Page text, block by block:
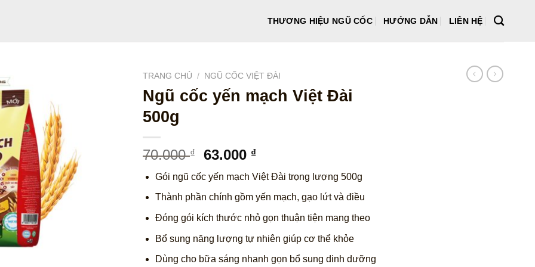
THƯƠNG HIỆU NGŨ CỐC HƯỚNG DẪN LIÊN HỆ
TRANG CHỦ / NGŨ CỐC VIỆT ĐÀI
Ngũ cốc yến mạch Việt Đài
500g
70.000₫
Giá
gốc
là:
70.000 ₫.
63.000 ₫Giá
hiện
tại
là:
63.000 ₫.
Gói ngũ cốc yến mạch Việt Đài trọng lượng 500g
Thành phần chính gồm yến mạch, gạo lứt và điều
Đóng gói kích thước nhỏ gọn thuận tiện mang theo
Bổ sung năng lượng tự nhiên giúp cơ thể khỏe
Dùng cho bữa sáng nhanh gọn bổ sung dinh dưỡng